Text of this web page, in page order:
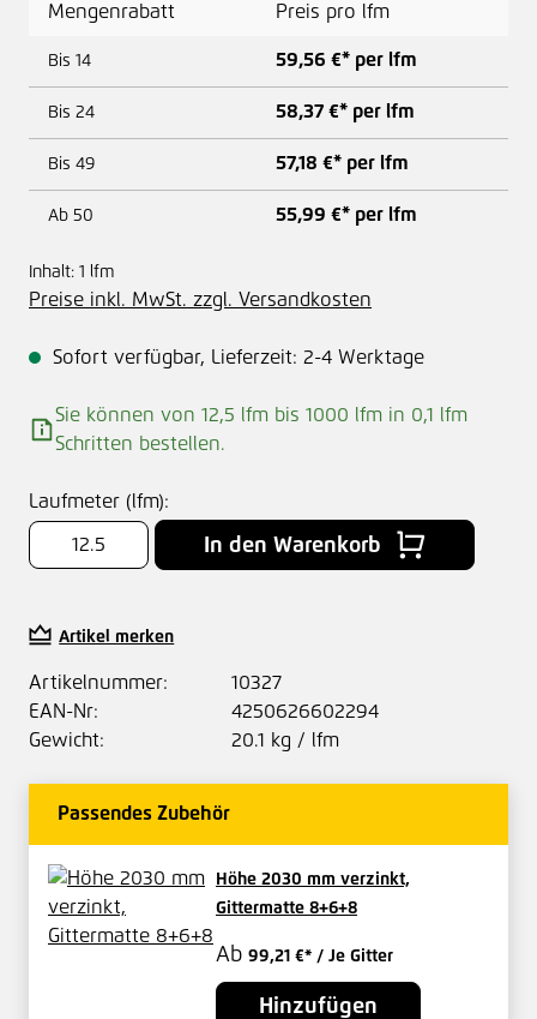
Mengenrabatt Preis pro lfm
Bis 14 59,56 €* per lfm
Bis 24 58,37 €* per lfm
Bis 49 57,18 €* per lfm
Ab 50 55,99 €* per lfm
Inhalt: 1 lfm
Preise inkl. MwSt. zzgl. Versandkosten
Sofort verfügbar, Lieferzeit: 2-4 Werktage
Sie können von 12,5 lfm bis 1000 lfm in 0,1
lfm
Schritten bestellen.
Laufmeter (lfm):
In den Warenkorb
Artikel merken
Artikelnummer:
10327
EAN-Nr:
4250626602294
Gewicht:
20.1 kg / lfm
Passendes Zubehör
Höhe 2030 mm verzinkt,
Gittermatte 8+6+8
Ab 99,21 €* / Je Gitter
Hinzufügen